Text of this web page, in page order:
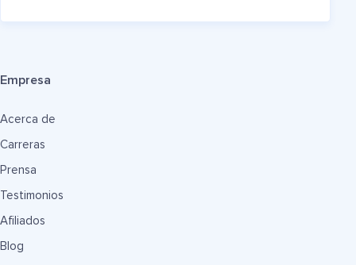
Empresa
Acerca de
Carreras
Prensa
Testimonios
Afiliados
Blog